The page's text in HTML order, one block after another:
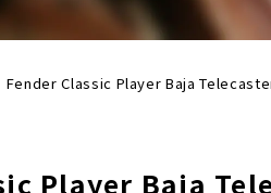
Fender Classic Player Baja
Player Baja